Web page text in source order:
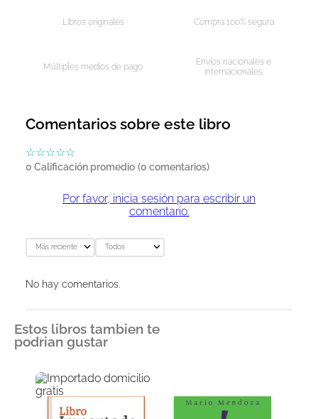
Libros originales Compra 100% segura
Múltiples medios de pago
Envíos nacionales e
internacionales
Comentarios sobre este libro
☆☆☆☆☆
0 Calificación promedio (0 comentarios)
Por favor, inicia sesión para escribir un
comentario.
Más reciente Todos
No hay comentarios.
Estos libros tambien te
podrian gustar